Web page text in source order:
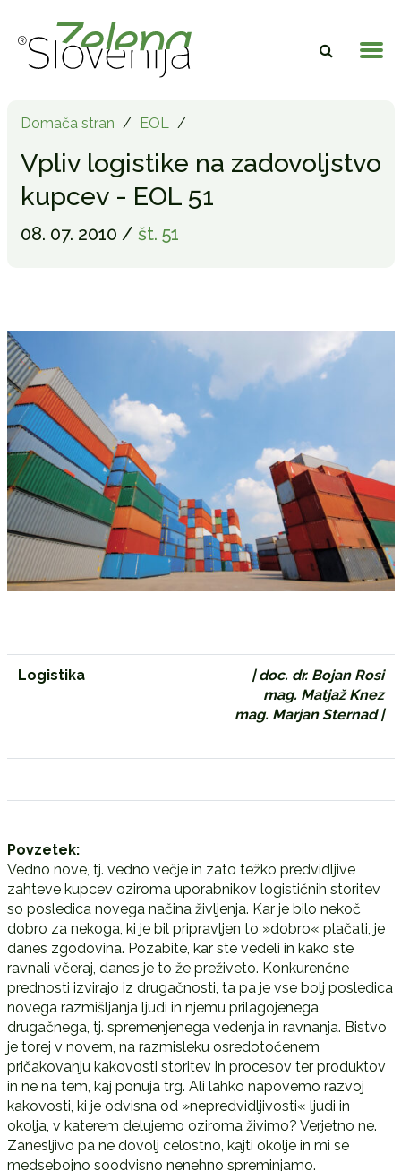
Domača stran / EOL /
Vpliv logistike na zadovoljstvo
kupcev - EOL 51
08. 07. 2010 / št. 51
Logistika
| doc. dr. Bojan Rosi
mag. Matjaž Knez
mag. Marjan Sternad |
Povzetek:
Vedno nove, tj. vedno večje in zato težko predvidljive
zahteve kupcev oziroma uporabnikov logističnih storitev
so posledica novega načina življenja. Kar je bilo nekoč
dobro za nekoga, ki je bil pripravljen to »dobro« plačati, je
danes zgodovina. Pozabite, kar ste vedeli in kako ste
ravnali včeraj, danes je to že preživeto. Konkurenčne
prednosti izvirajo iz drugačnosti, ta pa je vse bolj posledica
novega razmišljanja ljudi in njemu prilagojenega
drugačnega, tj. spremenjenega vedenja in ravnanja. Bistvo
je torej v novem, na razmisleku osredotočenem
pričakovanju kakovosti storitev in procesov ter produktov
in ne na tem, kaj ponuja trg. Ali lahko napovemo razvoj
kakovosti, ki je odvisna od »nepredvidljivosti« ljudi in
okolja, v katerem delujemo oziroma živimo? Verjetno ne.
Zanesljivo pa ne dovolj celostno, kajti okolje in mi se
medsebojno soodvisno nenehno spreminjamo.